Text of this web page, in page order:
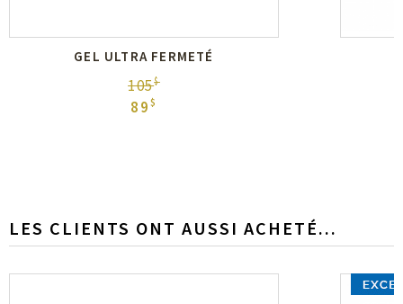
GEL ULTRA FERMETÉ
105$
89 $
LES CLIENTS ONT AUSSI ACHETÉ...